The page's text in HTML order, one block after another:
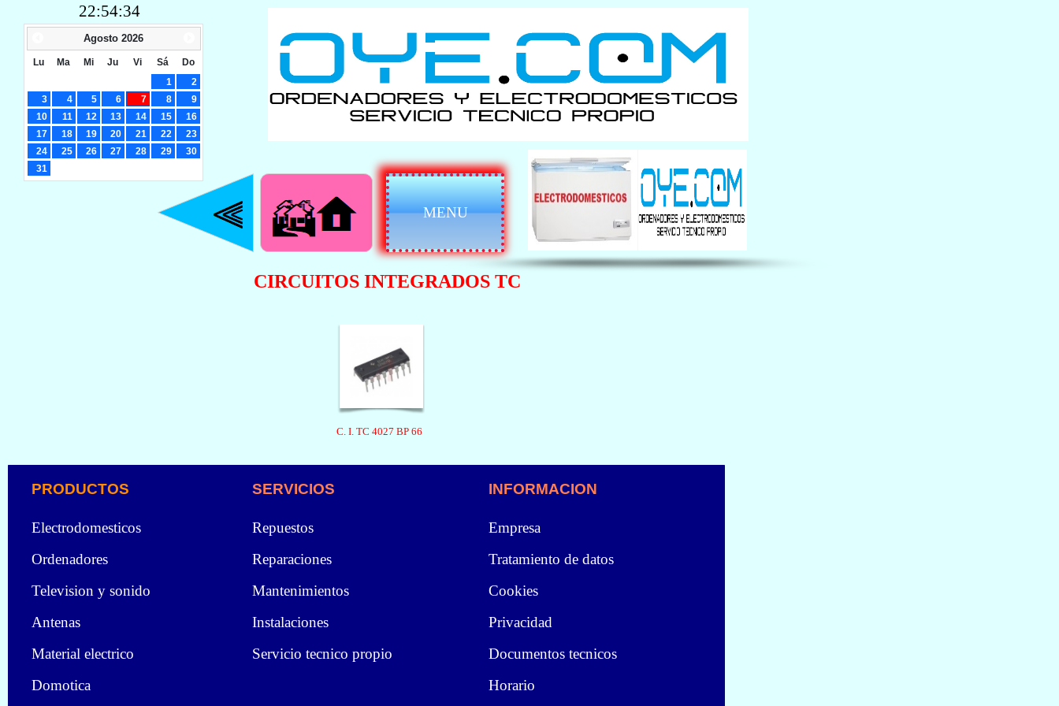
C. I. TC 4027 BP 66
22:54:34
Agosto 2026
Lu Ma Mi Ju Vi Sá
Do
1
2
3
4 5 6 7 8
9
10
11 12 13 14 15
16
17
18 19 20 21 22
23
24
25 26 27 28 29
30
31
MENU
CIRCUITOS INTEGRADOS TC
Repuestos
Reparaciones
Mantenimientos
Instalaciones
Servicio tecnico propio
Electrodomesticos
Ordenadores
Television y sonido
Antenas
Material electrico
Domotica
Empresa
Tratamiento de datos
Cookies
Privacidad
Documentos tecnicos
Horario
INFORMACION
PRODUCTOS SERVICIOS